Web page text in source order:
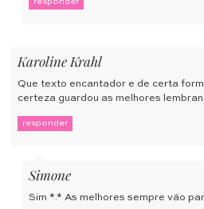
responder
Karoline Krahl
Que texto encantador e de certa
certeza guardou as melhores
responder
Simone
Sim *.* As melhores sempre vão